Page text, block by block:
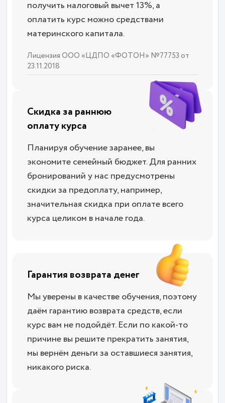
получить налоговый вычет 13%, а
оплатить курс можно средствами
материнского капитала.
Лицензия ООО «ЦДПО «ФОТОН» №77753 от
23.11.2018
Скидка за раннюю
оплату курса
Планируя обучение заранее, вы
экономите семейный бюджет. Для ранних
бронирований у нас предусмотрены
скидки за предоплату, например,
значительная скидка при оплате всего
курса целиком в начале года.
Гарантия возврата денег
Мы уверены в качестве обучения, поэтому
даём гарантию возврата средств, если
курс вам не подойдёт. Если по какой-то
причине вы решите прекратить занятия,
мы вернём деньги за оставшиеся занятия,
никакого риска.